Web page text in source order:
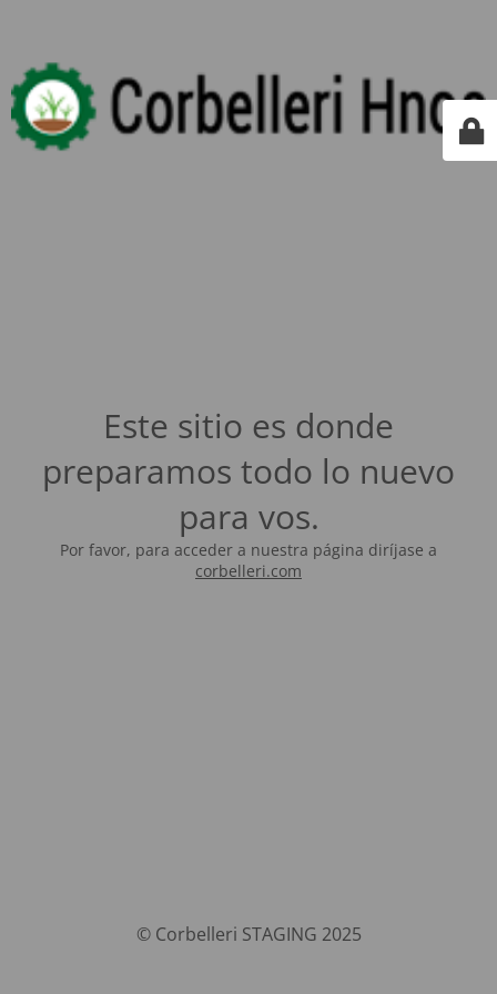
Este sitio es donde
preparamos todo lo nuevo
para vos.
Por favor, para acceder a nuestra página diríjase a
corbelleri.com
© Corbelleri STAGING 2025